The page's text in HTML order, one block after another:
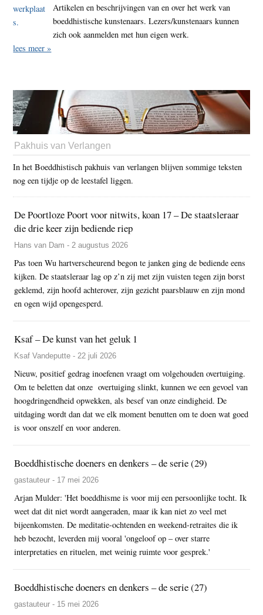
Artikelen en beschrijvingen van en over het werk van
boeddhistische kunstenaars. Lezers/kunstenaars kunnen
zich ook aanmelden met hun eigen werk.
lees meer »
Pakhuis van Verlangen
In het Boeddhistisch pakhuis van verlangen blijven sommige teksten
nog een tijdje op de leestafel liggen.
De Poortloze Poort voor nitwits, koan 17 – De staatsleraar
die drie keer zijn bediende riep
Hans van Dam - 2 augustus 2026
Pas toen Wu hartverscheurend begon te janken ging de bediende eens
kijken. De staatsleraar lag op z’n zij met zijn vuisten tegen zijn borst
geklemd, zijn hoofd achterover, zijn gezicht paarsblauw en zijn mond
en ogen wijd opengesperd.
Ksaf – De kunst van het geluk 1
Ksaf Vandeputte - 22 juli 2026
Nieuw, positief gedrag inoefenen vraagt om volgehouden overtuiging.
Om te beletten dat onze overtuiging slinkt, kunnen we een gevoel van
hoogdringendheid opwekken, als besef van onze eindigheid. De
uitdaging wordt dan dat we elk moment benutten om te doen wat goed
is voor onszelf en voor anderen.
Boeddhistische doeners en denkers – de serie (29)
gastauteur - 17 mei 2026
Arjan Mulder: 'Het boeddhisme is voor mij een persoonlijke tocht. Ik
weet dat dit niet wordt aangeraden, maar ik kan niet zo veel met
bijeenkomsten. De meditatie-ochtenden en weekend-retraites die ik
heb bezocht, leverden mij vooral 'ongeloof op – over starre
interpretaties en rituelen, met weinig ruimte voor gesprek.'
Boeddhistische doeners en denkers – de serie (27)
gastauteur - 15 mei 2026